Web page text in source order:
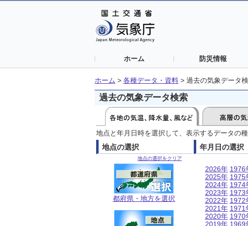
ホーム 防災情報
ホーム > 各種データ・資料 > 過去の気象データ
過去の気象データ検索
地点と年月日時を選択して、表示するデータの
地点の選択
地点の選択をクリア
都府県・地方を選択
年月日の選択
2026年
2025年
2024年
2023年
2022年
2021年
2020年
2019年
1976
1975
1974
1973
1972
1971
1970
1969